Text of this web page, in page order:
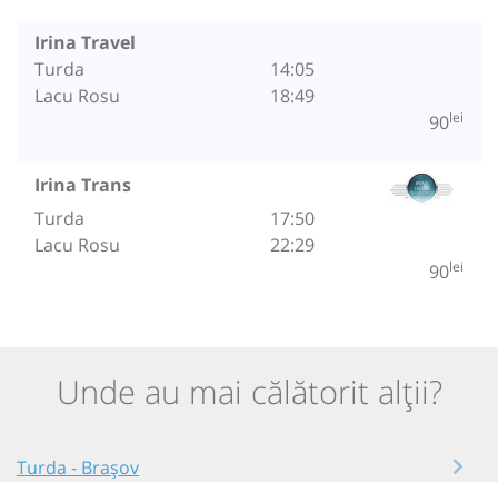
Irina Travel
Turda
Lacu Rosu
14:05
18:49
90lei
Irina Trans
Turda
Lacu Rosu
17:50
22:29
90lei
Unde au mai călătorit alții?
Turda - Brașov